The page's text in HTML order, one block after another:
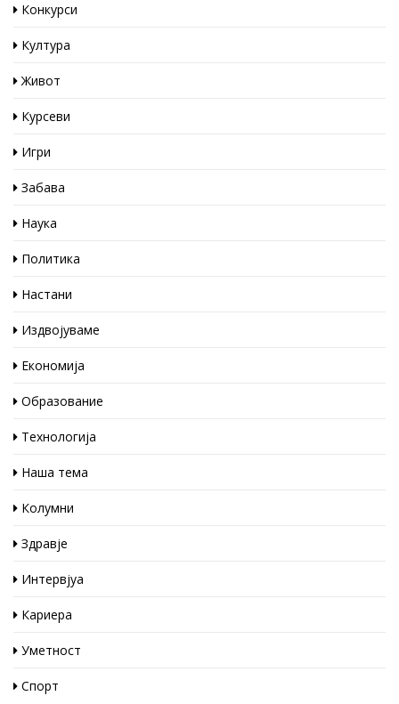
Конкурси
Култура
Живот
Курсеви
Игри
Забава
Наука
Политика
Настани
Издвојуваме
Економија
Образование
Технологија
Наша тема
Колумни
Здравје
Интервјуа
Кариера
Уметност
Спорт